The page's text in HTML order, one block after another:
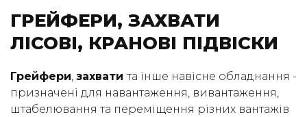
(050) 347-27-05
(067) 351-45-15
ГРЕЙФЕРИ, ЗАХВАТИ
ЛІСОВІ, КРАНОВІ ПІДВІСКИ
Грейфери, захватита інше навісне обладнання -
призначені для навантаження, вивантаження,
штабелювання та переміщення різних вантажів